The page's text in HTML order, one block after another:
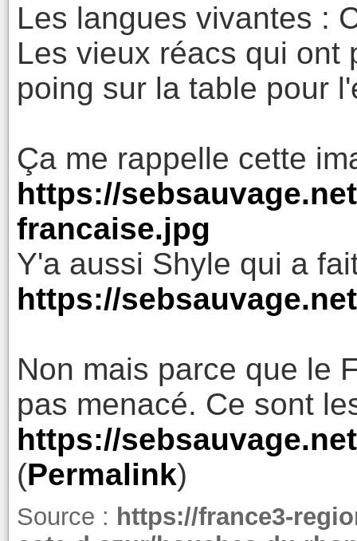
Les langues vivantes :
Les vieux réacs qui ont
poing sur la table pour
Ça me rappelle cette
https://
francaise.jpg
Y'a aussi Shyle qui a
https://
Non mais parce que le
pas menacé. Ce sont
https://
(Permalink)
Source : https://france3-